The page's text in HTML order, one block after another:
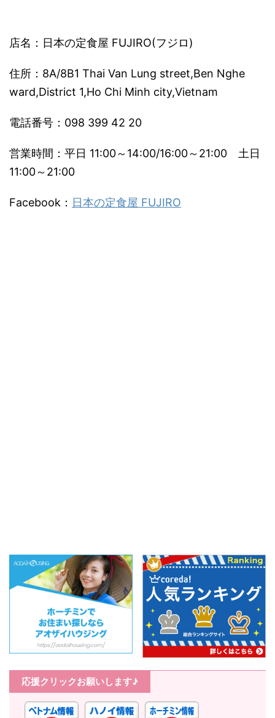
店名：日本の定食屋 FUJIRO(フジロ)
住所：8A/8B1 Thai Van Lung street,Ben Nghe
ward,District 1,Ho Chi Minh city,Vietnam
電話番号：098 399 42 20
営業時間：平日 11:00～14:00/16:00～21:00 土日
11:00～21:00
Facebook： 日本の定食屋 FUJIRO
応援クリックお願いします♪